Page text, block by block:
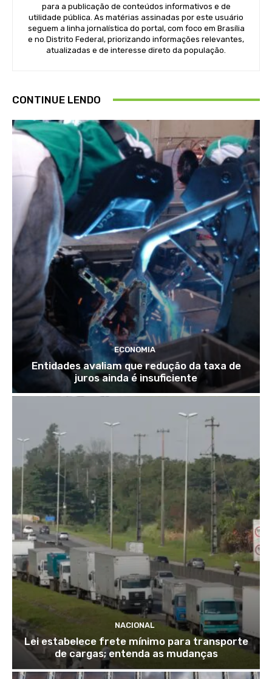
para a publicação de conteúdos informativos e de
utilidade pública. As matérias assinadas por este usuário
seguem a linha jornalística do portal, com foco em Brasília
e no Distrito Federal, priorizando informações relevantes,
atualizadas e de interesse direto da população.
CONTINUE LENDO
ECONOMIA
Entidades avaliam que redução da taxa de
juros ainda é insuficiente
NACIONAL
Lei estabelece frete mínimo para transporte
de cargas; entenda as mudanças